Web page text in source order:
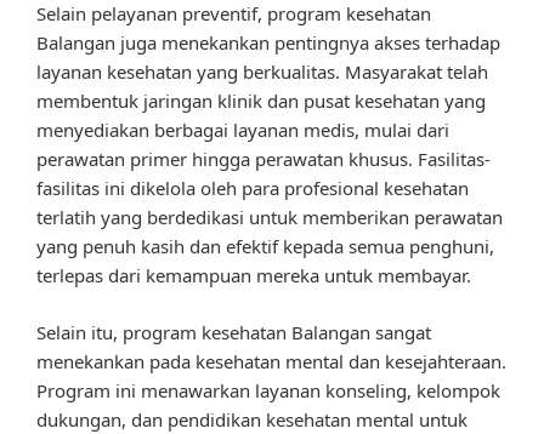
Selain pelayanan preventif, program kesehatan
Balangan juga menekankan pentingnya akses terhadap
layanan kesehatan yang berkualitas. Masyarakat telah
membentuk jaringan klinik dan pusat kesehatan yang
menyediakan berbagai layanan medis, mulai dari
perawatan primer hingga perawatan khusus. Fasilitas-
fasilitas ini dikelola oleh para profesional kesehatan
terlatih yang berdedikasi untuk memberikan perawatan
yang penuh kasih dan efektif kepada semua penghuni,
terlepas dari kemampuan mereka untuk membayar.
Selain itu, program kesehatan Balangan sangat
menekankan pada kesehatan mental dan kesejahteraan.
Program ini menawarkan layanan konseling, kelompok
dukungan, dan pendidikan kesehatan mental untuk